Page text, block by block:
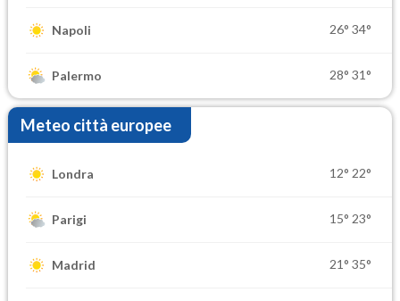
Napoli 26° 34°
Palermo 28° 31°
Meteo città europee
Londra 12° 22°
Parigi 15° 23°
Madrid 21° 35°